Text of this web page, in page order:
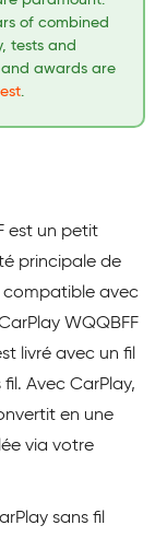
of combined
tests and
and awards are
.
est un petit
principale de
compatible avec
WQQBFF
livré avec un fil
Avec CarPlay,
en une
via votre
sans fil